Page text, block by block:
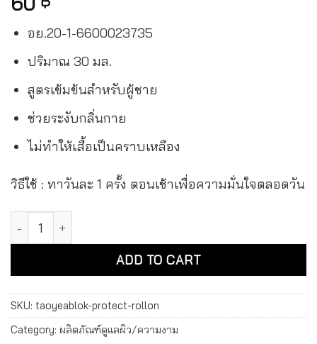
อย.20-1-6600023735
ปริมาณ 30 มล.
สูตรเข้มข้นสำหรับผู้ชาย
ช่วยระงับกลิ่นกาย
ไม่ทำให้เสื้อเป็นคราบเหลือง
วิธีใช้ : ทาวันละ 1 ครั้ง ตอนเช้าเพื่อความมั่นใจตลอดวัน
เต่าเหยียบโลก โพรเทค โรลออน Taoyeablok Protect Roll On
ADD TO CART
Alternative:
SKU: taoyeablok-protect-rollon
Category: ผลิตภัณฑ์ดูแลผิว/ความงาม